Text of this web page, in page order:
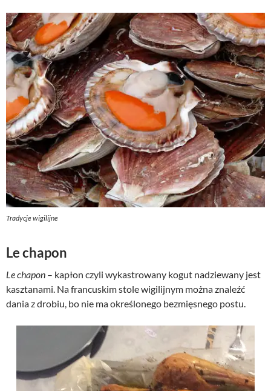
Tradycje wigilijne
Le chapon
Le chapon – kapłon czyli wykastrowany kogut nadziewany jest
kasztanami. Na francuskim stole wigilijnym można znaleźć
dania z drobiu, bo nie ma określonego bezmięsnego postu.